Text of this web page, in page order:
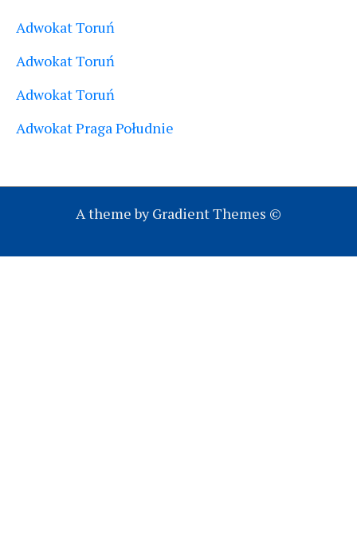
Adwokat Toruń
Adwokat Toruń
Adwokat Toruń
Adwokat Praga Południe
A theme by Gradient Themes ©